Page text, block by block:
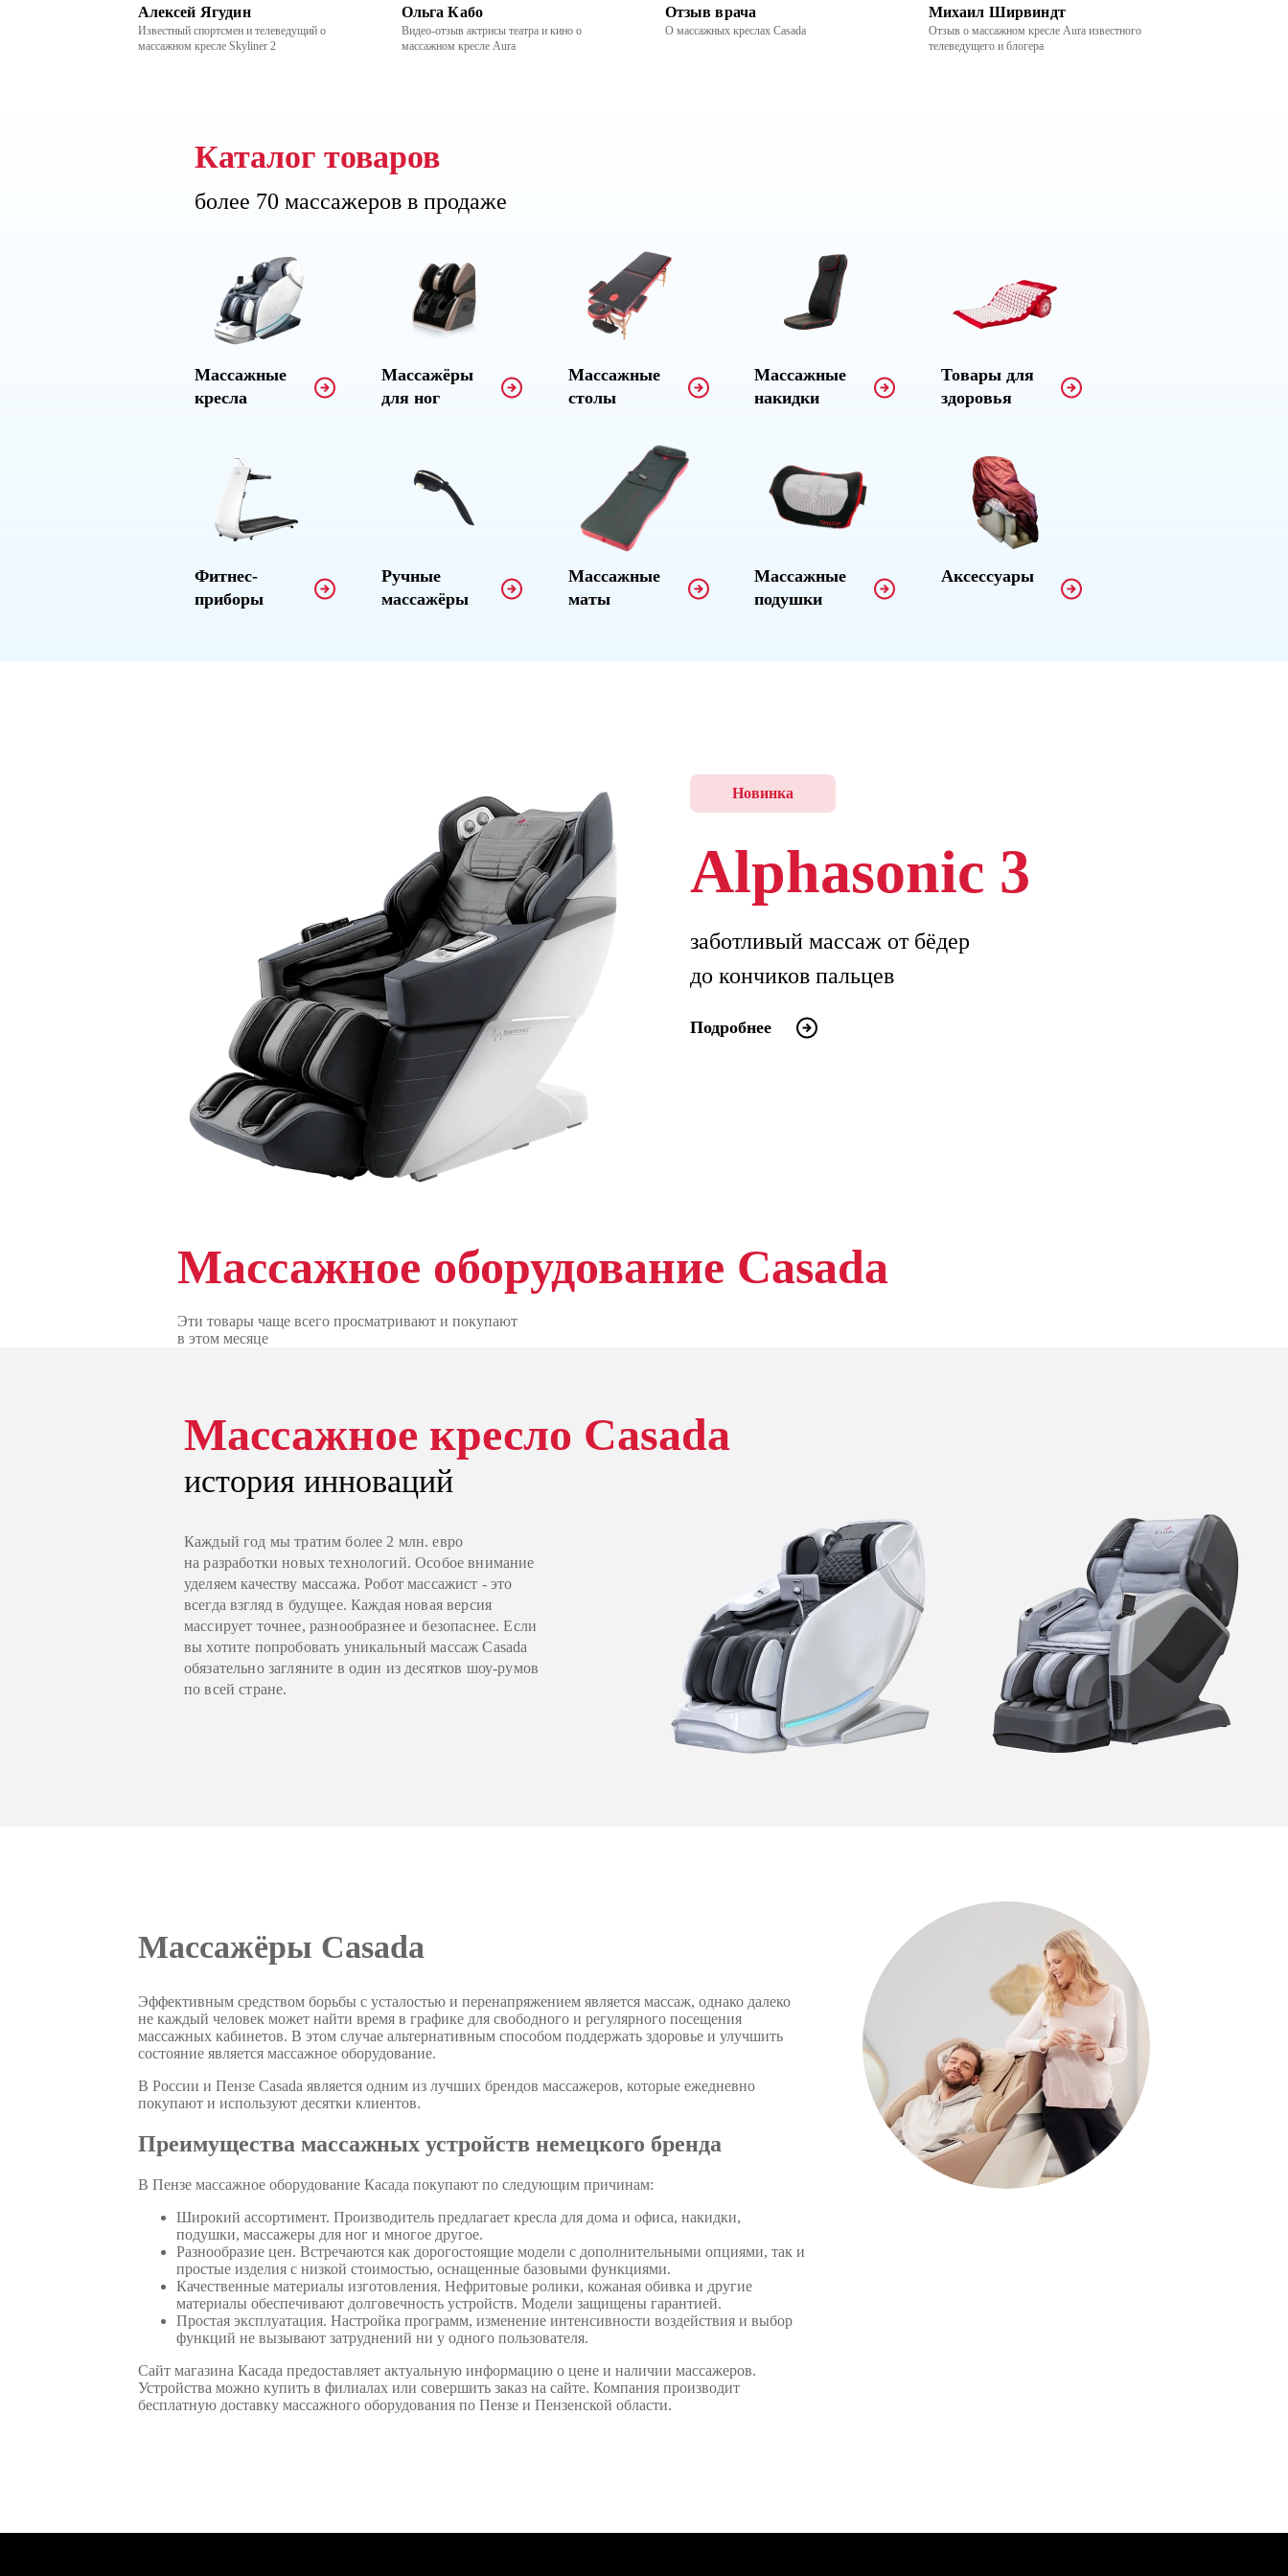
Алексей Ягудин
Известный спортсмен и телеведущий о
массажном кресле Skyliner 2
Ольга Кабо
Видео-отзыв актрисы театра и кино о
массажном кресле Aura
Отзыв врача
О массажных креслах Casada
Михаил Ширвиндт
Отзыв о массажном кресле Aura известного
телеведущего и блогера
Каталог товаров
более 70 массажеров в продаже
Массажные
кресла
Массажёры
для ног
Массажные
столы
Массажные
накидки
Товары для
здоровья
Фитнес-
приборы
Ручные
массажёры
Массажные
маты
Массажные
подушки
Аксессуары
Новинка
Alphasonic 3
заботливый массаж от бёдер
до кончиков пальцев
Подробнее
Массажное оборудование Casada
Эти товары чаще всего просматривают и покупают
в этом месяце
Массажное кресло Casada
история инноваций
Каждый год мы тратим более 2 млн. евро
на разработки новых технологий. Особое внимание
уделяем качеству массажа. Робот массажист - это
всегда взгляд в будущее. Каждая новая версия
массирует точнее, разнообразнее и безопаснее. Если
вы хотите попробовать уникальный массаж Casada
обязательно загляните в один из десятков шоу-румов
по всей стране.
Массажёры Casada
Эффективным средством борьбы с усталостью и перенапряжением является массаж, однако далеко
не каждый человек может найти время в графике для свободного и регулярного посещения
массажных кабинетов. В этом случае альтернативным способом поддержать здоровье и улучшить
состояние является массажное оборудование.
В России и Пензе Casada является одним из лучших брендов массажеров, которые ежедневно
покупают и используют десятки клиентов.
Преимущества массажных устройств немецкого бренда
В Пензе массажное оборудование Касада покупают по следующим причинам:
Широкий ассортимент. Производитель предлагает кресла для дома и офиса, накидки,
подушки, массажеры для ног и многое другое.
Разнообразие цен. Встречаются как дорогостоящие модели с дополнительными опциями, так и
простые изделия с низкой стоимостью, оснащенные базовыми функциями.
Качественные материалы изготовления. Нефритовые ролики, кожаная обивка и другие
материалы обеспечивают долговечность устройств. Модели защищены гарантией.
Простая эксплуатация. Настройка программ, изменение интенсивности воздействия и выбор
функций не вызывают затруднений ни у одного пользователя.
Сайт магазина Касада предоставляет актуальную информацию о цене и наличии массажеров.
Устройства можно купить в филиалах или совершить заказ на сайте. Компания производит
бесплатную доставку массажного оборудования по Пензе и Пензенской области.